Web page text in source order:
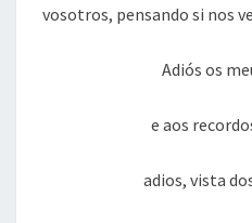
vosotros, pensando si nos
Adiós os
e aos
adios, vista